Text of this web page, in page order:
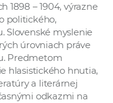
1898 – 1904, výrazne
politického,
Slovenské myslenie
úrovniach práve
Predmetom
hlasistického hnutia,
a literárnej
odkazmi na